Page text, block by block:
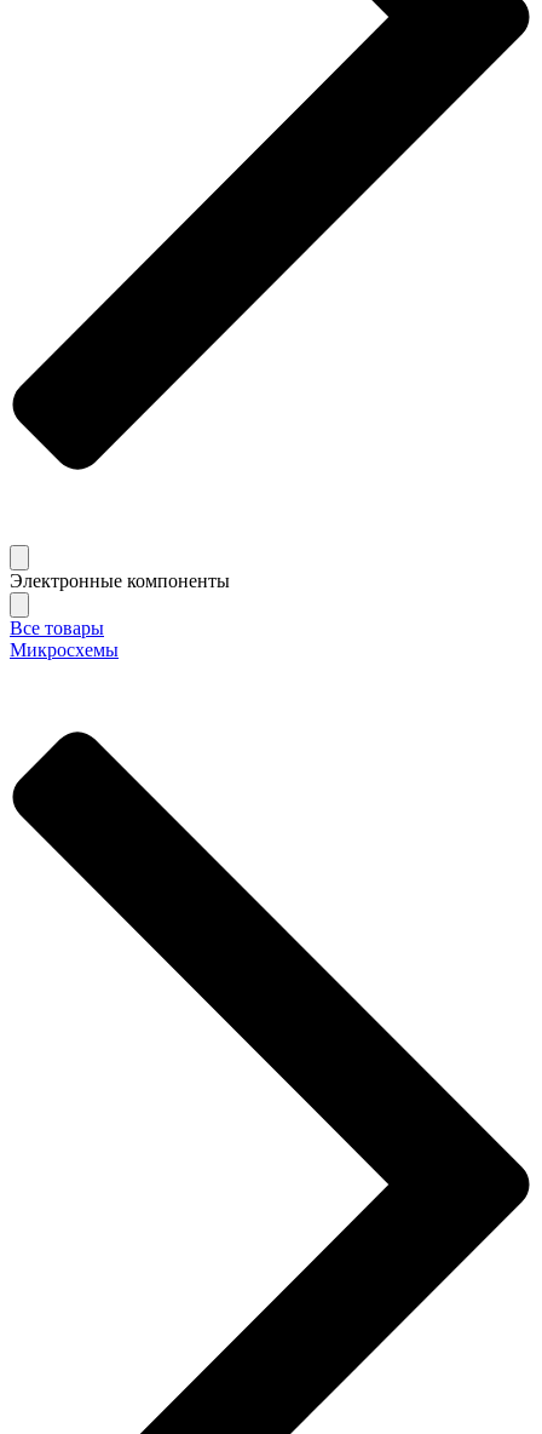
Электронные компоненты
Все товары
Микросхемы